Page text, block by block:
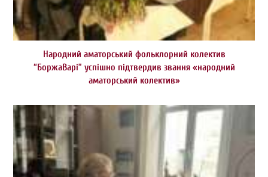
Народний аматорський фольклорний колектив
“БоржаВарі” успішно підтвердив звання «народний
аматорський колектив»